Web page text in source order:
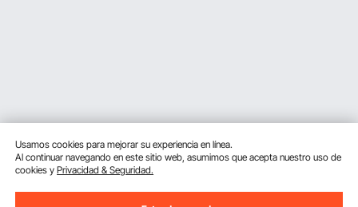
Usamos cookies para mejorar su experiencia en línea.
Al continuar navegando en este sitio web, asumimos que acepta nuestro uso de
cookies yPrivacidad & Seguridad.